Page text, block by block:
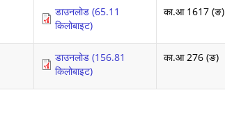
डाउनलोड (65.11
किलोबाइट)
का.आ 1617 (ङ)
डाउनलोड (156.81
किलोबाइट)
का.आ 276 (ङ)